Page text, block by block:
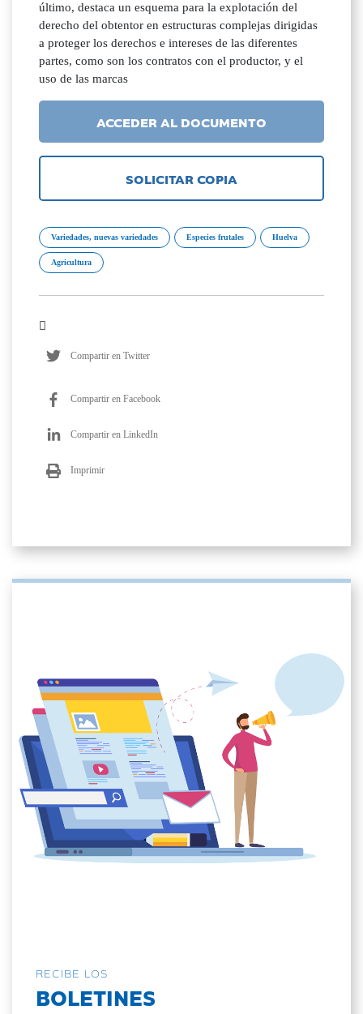
último, destaca un esquema para la explotación del
derecho del obtentor en estructuras complejas dirigidas
a proteger los derechos e intereses de las diferentes
partes, como son los contratos con el productor, y el
uso de las marcas
ACCEDER AL DOCUMENTO
SOLICITAR COPIA
Variedades, nuevas variedades Especies frutales Huelva
Agricultura
Compartir en Twitter
Compartir en Facebook
Compartir en LinkedIn
Imprimir
RECIBE LOS
BOLETINES